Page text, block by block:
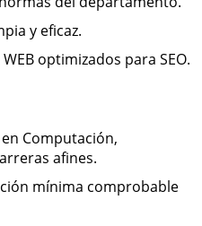
y eficaz.
optimizados para SEO.
Computación,
afines.
mínima comprobable